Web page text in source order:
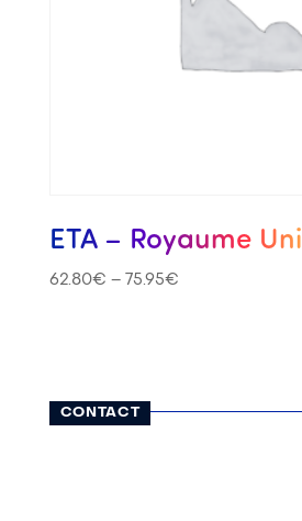
ETA – Royaume Uni
62.80€ – 75.95€
CONTACT